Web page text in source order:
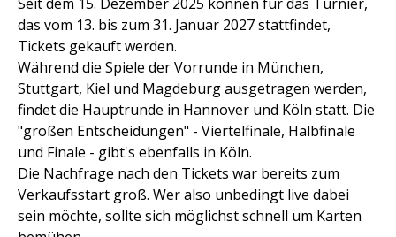
das vom 13. bis zum 31. Januar 2027 stattfindet,
Tickets gekauft werden.
Während die Spiele der Vorrunde in München,
Stuttgart, Kiel und Magdeburg ausgetragen werden,
findet die Hauptrunde in Hannover und Köln statt. Die
"großen Entscheidungen" - Viertelfinale, Halbfinale
und Finale - gibt's ebenfalls in Köln.
Die Nachfrage nach den Tickets war bereits zum
Verkaufsstart groß. Wer also unbedingt live dabei
sein möchte, sollte sich möglichst schnell um Karten